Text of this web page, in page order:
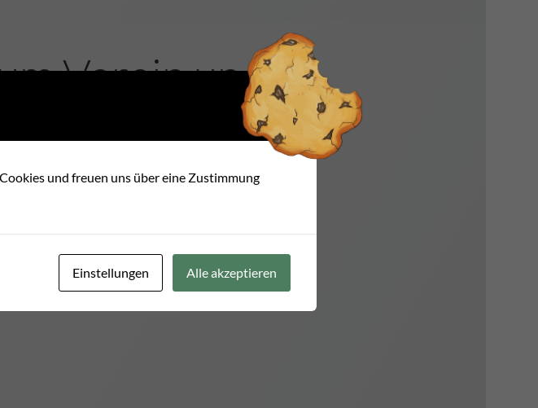
Verein und
und freuen uns über eine Zustimmung
Einstellungen Alle akzeptieren